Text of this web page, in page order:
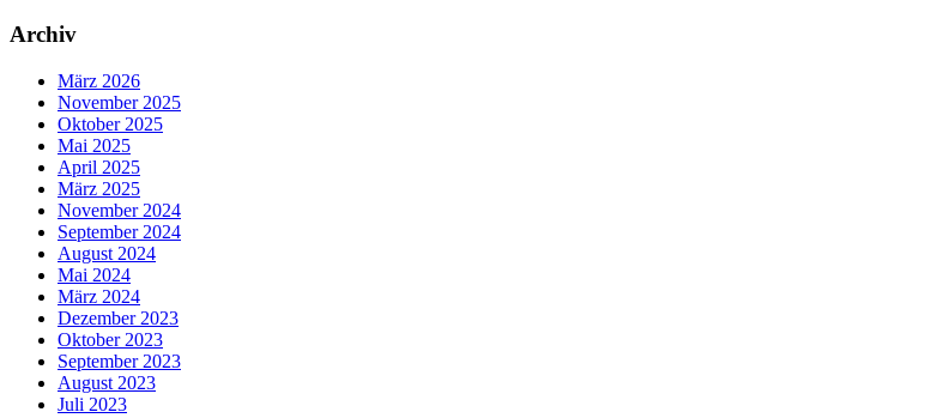
Archiv
März 2026
November 2025
Oktober 2025
Mai 2025
April 2025
März 2025
November 2024
September 2024
August 2024
Mai 2024
März 2024
Dezember 2023
Oktober 2023
September 2023
August 2023
Juli 2023